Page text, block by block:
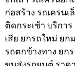
ก่อสร้าง รถเครนเ
ติดกระเช้าบริกา
เสีย ยกรถใหม่ ย
รถตกข้างทาง ยก